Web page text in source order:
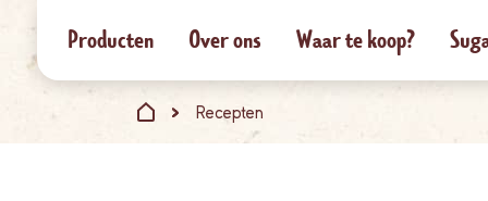
Producten Over ons Waar te koop?
Recepten